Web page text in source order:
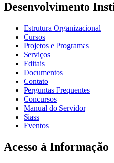
Desenvolvimento
Estrutura Organizacional
Cursos
Projetos e Programas
Serviços
Editais
Documentos
Contato
Perguntas Frequentes
Concursos
Manual do Servidor
Siass
Eventos
Acesso à Informação